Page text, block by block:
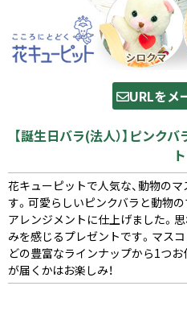
URLをメ
【誕生日バラ(法人）】ピンク
ト
花キューピットで人気な、動物の
す。可愛らしいピンクバラと動物
アレンジメントに仕上げました。
みを感じるプレゼントです。マスコ
どの豊富なラインナップから1つ
が届くかはお楽しみ！